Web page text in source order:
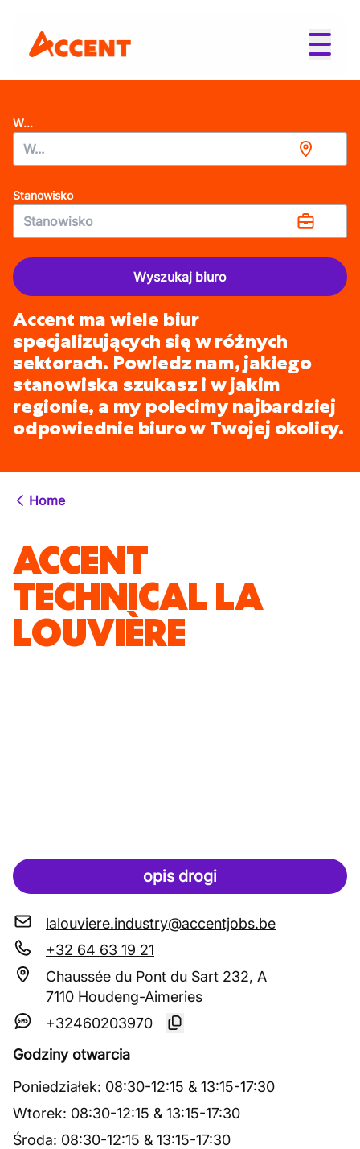
W...
Stanowisko
Wyszukaj biuro
Accent ma wiele biur
specjalizujących się w różnych
sektorach. Powiedz nam, jakiego
stanowiska szukasz i w jakim
regionie, a my polecimy najbardziej
odpowiednie biuro w Twojej okolicy.
Home
ACCENT
TECHNICAL LA
LOUVIÈRE
opis drogi
lalouviere.industry@accentjobs.be
+32 64 63 19 21
Chaussée du Pont du Sart 232, A
7110 Houdeng-Aimeries
+32460203970
Godziny otwarcia
Poniedziałek: 08:30-12:15 & 13:15-17:30
Wtorek: 08:30-12:15 & 13:15-17:30
Środa: 08:30-12:15 & 13:15-17:30